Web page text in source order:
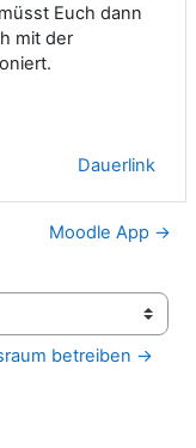
Euch dann
mit der
Dauerlink
Moodle App →
betreiben →